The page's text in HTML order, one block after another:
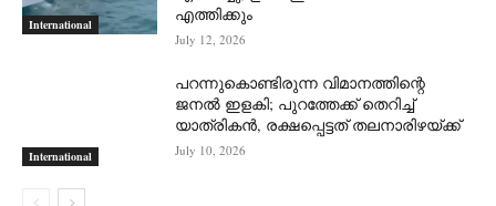
International
എത്തിക്കും
July 12, 2026
International
പറന്നുകൊണ്ടിരുന്ന വിമാനത്തിന്റെ
ജനൽ ഇളകി; പുറത്തേക്ക് തെറിച്ച്
യാത്രികൻ, രക്ഷപ്പെട്ടത് തലനാരിഴയ്ക്ക്
July 10, 2026